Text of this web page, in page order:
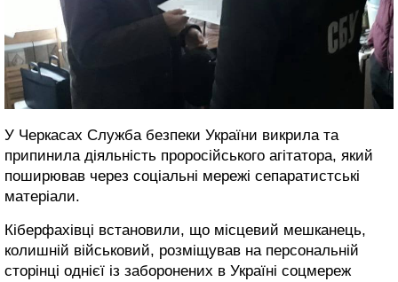
У Черкасах Служба безпеки України викрила та
припинила діяльність проросійського агітатора, який
поширював через соціальні мережі сепаратистські
матеріали.
Кіберфахівці встановили, що місцевий мешканець,
колишній військовий, розміщував на персональній
сторінці однієї із заборонених в Україні соцмереж